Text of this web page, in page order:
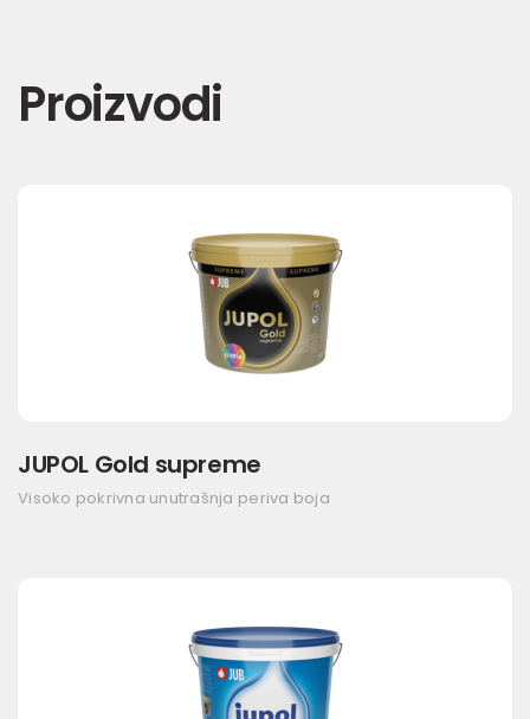
Proizvodi
JUPOL Gold supreme
Visoko pokrivna unutrašnja periva boja